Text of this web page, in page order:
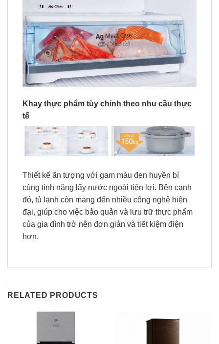
Khay thực phẩm tùy chỉnh theo nhu cầu thực
tế
Thiết kế ấn tượng với gam màu đen huyền bí
cùng tính năng lấy nước ngoài tiện lợi. Bên cạnh
đó, tủ lạnh còn mang đến nhiều công nghệ hiện
đại, giúp cho việc bảo quản và lưu trữ thực phẩm
của gia đình trở nên đơn giản và tiết kiệm điện
hơn.
RELATED PRODUCTS